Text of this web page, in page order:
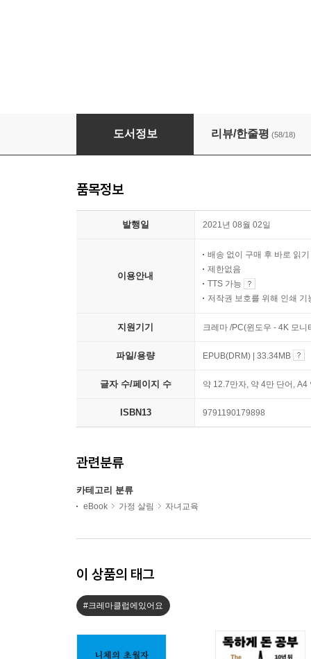
자녀교육 베스트 100
도서정보 리뷰/한줄평 (58/18)
품목정보
발행일 2021년 08월 02일
이용안내
배송 없이 구매 후 바로 읽기
제한없음
TTS 가능
저작권 보호를 위해 인쇄 기
지원기기 크레마 /PC(윈도우 - 4K 모
파일/용량 EPUB(DRM) | 33.34MB
글자 수/페이지 수 약 12.7만자, 약 4만 단어,
ISBN13 9791190179898
관련분류
카테고리 분류
eBook 가정 살림 자녀교육
이 상품의 태그
#크레마클럽에있어요